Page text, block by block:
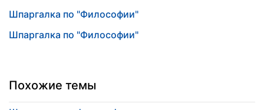
Шпаргалка по "Философии"
Шпаргалка по "Философии"
Похожие темы